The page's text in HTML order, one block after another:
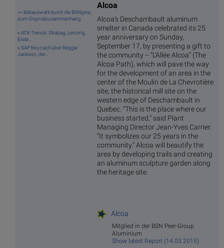
>> Bildauswahl durch die BSNgine,
zum Originalzusammenhang
» ATX-Trends: Strabag, Lenzing,
Erste...
» SAP freut sich über Reggie
Jackson, der...
Alcoa
Alcoa’s Deschambault aluminum
smelter in Canada celebrated its 25
year anniversary on Sunday,
September 17, by presenting a gift to
the community -- “L’Allée Alcoa” (The
Alcoa Path), which will pave the way
for the development of an area in the
center of the Moulin de La Chevrotière
site, the historical mill site on the
western edge of Deschambault in
Quebec. “This is the place where our
business started,” said Plant
Managing Director Jean-Yves Carrier.
“It symbolizes our 25 years in the
community." Alcoa will beautify the
area by developing trails and creating
an aluminum sculpture garden along
the heritage site.
Alcoa
Mitglied in der BSN Peer-Group
Aluminium
Show latest Report (14.03.2015)